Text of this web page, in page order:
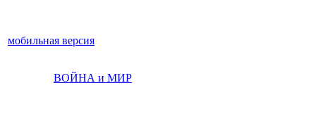
мобильная версия
ВОЙНА и МИР